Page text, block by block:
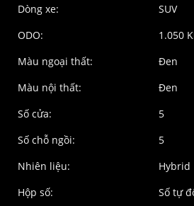
Dòng xe:
SUV
ODO:
1.050
Màu ngoại thất:
Đen
Màu nội thất:
Đen
Số cửa:
5
Số chỗ ngồi:
5
Nhiên liệu:
Hybrid
Hộp số:
Số tự